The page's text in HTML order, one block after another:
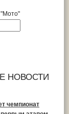
"Мото"
НОВОСТИ
чемпионат